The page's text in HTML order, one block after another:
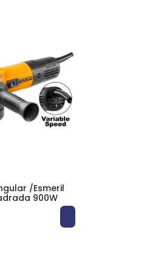
/Esmeril
900W